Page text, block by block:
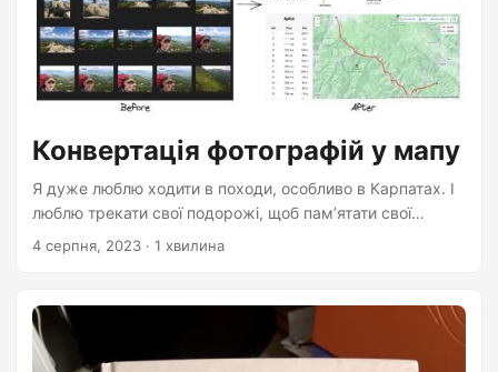
Конвертація фотографій у мапу
Я дуже люблю ходити в походи, особливо в Карпатах. І
люблю трекати свої подорожі, щоб пам’ятати свої
маршрути та планувати нові. Але у далекому минулому
цього я багато фотографував. Карпати дуже красиві, і
хочеться зловити кожну мить. А якщо фотографуєш
смартфоном, він додає GPS-інформацію про те, де було
4 серпня, 2023 · 1 хвилина